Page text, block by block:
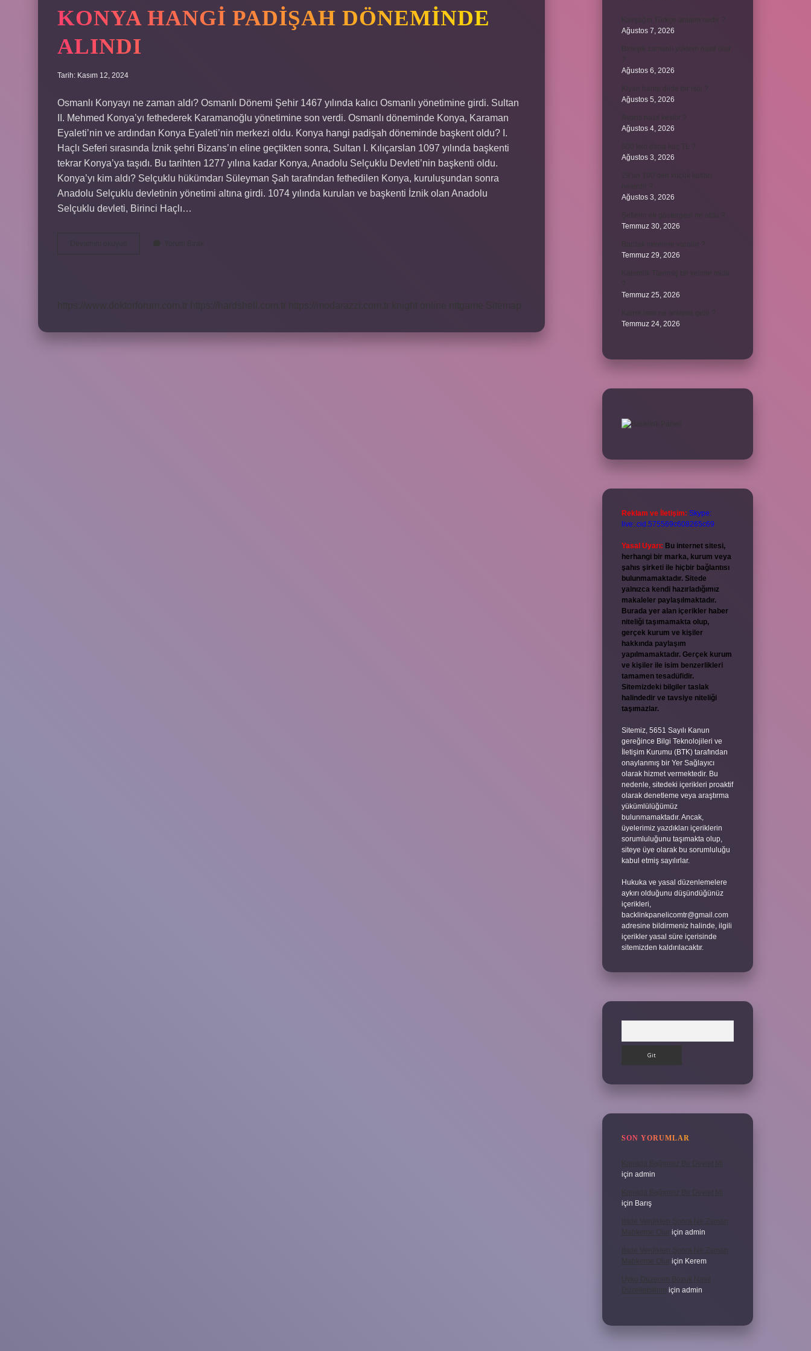
KONYA HANGI PADIŞAH DÖNEMINDE
ALINDI
Tarih: Kasım 12, 2024
Osmanlı Konyayı ne zaman aldı? Osmanlı Dönemi Şehir 1467 yılında kalıcı Osmanlı yönetimine girdi. Sultan
II. Mehmed Konya’yı fethederek Karamanoğlu yönetimine son verdi. Osmanlı döneminde Konya, Karaman
Eyaleti’nin ve ardından Konya Eyaleti’nin merkezi oldu. Konya hangi padişah döneminde başkent oldu? I.
Haçlı Seferi sırasında İznik şehri Bizans’ın eline geçtikten sonra, Sultan I. Kılıçarslan 1097 yılında başkenti
tekrar Konya’ya taşıdı. Bu tarihten 1277 yılına kadar Konya, Anadolu Selçuklu Devleti’nin başkenti oldu.
Konya’yı kim aldı? Selçuklu hükümdarı Süleyman Şah tarafından fethedilen Konya, kuruluşundan sonra
Anadolu Selçuklu devletinin yönetimi altına girdi. 1074 yılında kurulan ve başkenti İznik olan Anadolu
Selçuklu devleti, Birinci Haçlı…
https://www.doktorforum.com.tr
Ağustos 7, 2026
Ağustos 6, 2026
Ağustos 5, 2026
Ağustos 4, 2026
Ağustos 3, 2026
Ağustos 3, 2026
Temmuz 30, 2026
Temmuz 29, 2026
Temmuz 25, 2026
Temmuz 24, 2026
Reklam ve İletişim: Skype:
live:.cid.575569c608265c69
Yasal Uyarı: Bu internet sitesi,
herhangi bir marka, kurum veya
şahıs şirketi ile hiçbir bağlantısı
bulunmamaktadır. Sitede
yalnızca kendi hazırladığımız
makaleler paylaşılmaktadır.
Burada yer alan içerikler haber
niteliği taşımamakta olup,
gerçek kurum ve kişiler
hakkında paylaşım
yapılmamaktadır. Gerçek kurum
ve kişiler ile isim benzerlikleri
tamamen tesadüfidir.
Sitemizdeki bilgiler taslak
halindedir ve tavsiye niteliği
taşımazlar.
Sitemiz, 5651 Sayılı Kanun
gereğince Bilgi Teknolojileri ve
İletişim Kurumu (BTK) tarafından
onaylanmış bir Yer Sağlayıcı
olarak hizmet vermektedir. Bu
nedenle, sitedeki içerikleri proaktif
olarak denetleme veya araştırma
yükümlülüğümüz
bulunmamaktadır. Ancak,
üyelerimiz yazdıkları içeriklerin
sorumluluğunu taşımakta olup,
siteye üye olarak bu sorumluluğu
kabul etmiş sayılırlar.
Hukuka ve yasal düzenlemelere
aykırı olduğunu düşündüğünüz
içerikleri,
backlinkpanelicomtr@gmail.com
adresine bildirmeniz halinde, ilgili
içerikler yasal süre içerisinde
sitemizden kaldırılacaktır.
SON YORUMLAR
Kanada Bağımsız Bir Devlet Mi
için admin
Kanada Bağımsız Bir Devlet Mi
için Barış
Ifade Verdikten Sonra Ne Zaman
Mahkeme Olur için admin
Ifade Verdikten Sonra Ne Zaman
Mahkeme Olur için Kerem
Uyku Düzenim Bozuk Nasıl
Düzeltebilirim
için admin